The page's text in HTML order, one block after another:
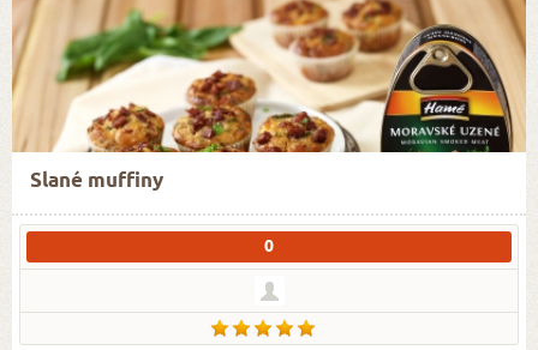
Slané muffiny
0